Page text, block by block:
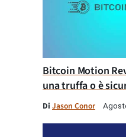
Bitcoin Motion
una truffa o è
Di Jason Conor